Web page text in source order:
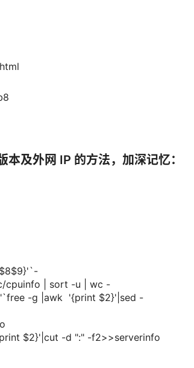
及外网 IP 的方法，加深记忆：
cpuinfo | sort -u | wc -
-g |awk '{print $2}'|sed -
print $2}'|cut -d ":" -f2>>serverinfo